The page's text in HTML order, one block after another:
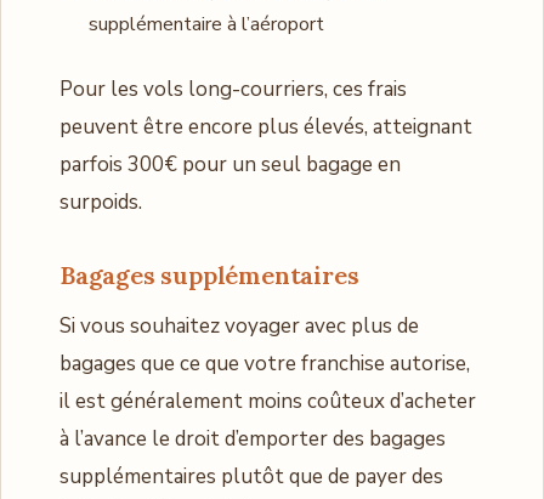
supplémentaire à l’aéroport
Pour les vols long-courriers, ces frais
peuvent être encore plus élevés, atteignant
parfois 300€ pour un seul bagage en
surpoids.
Bagages supplémentaires
Si vous souhaitez voyager avec plus de
bagages que ce que votre franchise autorise,
il est généralement moins coûteux d’acheter
à l’avance le droit d’emporter des bagages
supplémentaires plutôt que de payer des